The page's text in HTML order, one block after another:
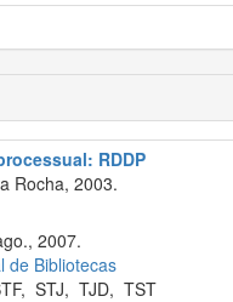
RDDP
Rocha, 2003.
2007.
de Bibliotecas
, STJ, TJD, TST